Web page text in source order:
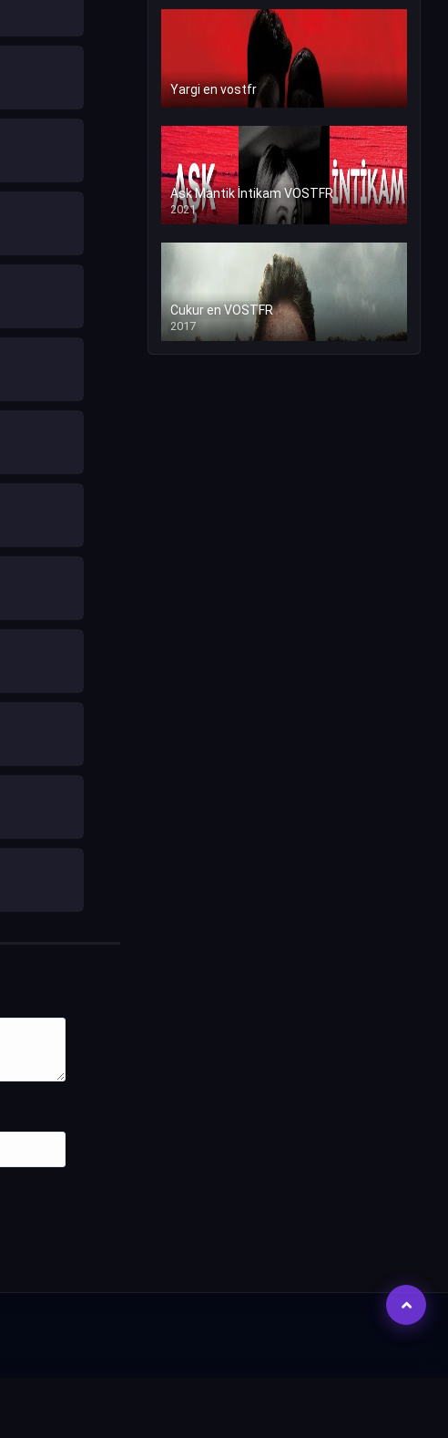
Yargi en vostfr
Ask Mantik İntikam VOSTFR
2021
Cukur en VOSTFR
2017